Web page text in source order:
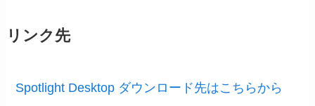
リンク先
Spotlight Desktop ダウンロード先はこちらから